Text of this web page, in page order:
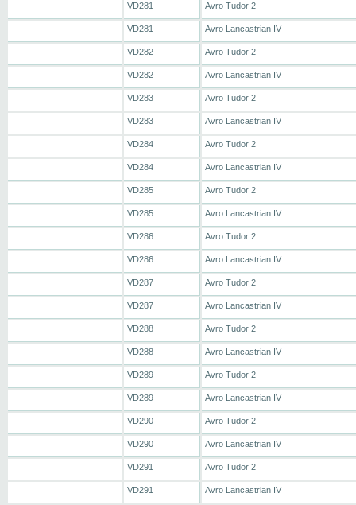
VD281 Avro Tudor 2
VD281 Avro Lancastrian IV
VD282 Avro Tudor 2
VD282 Avro Lancastrian IV
VD283 Avro Tudor 2
VD283 Avro Lancastrian IV
VD284 Avro Tudor 2
VD284 Avro Lancastrian IV
VD285 Avro Tudor 2
VD285 Avro Lancastrian IV
VD286 Avro Tudor 2
VD286 Avro Lancastrian IV
VD287 Avro Tudor 2
VD287 Avro Lancastrian IV
VD288 Avro Tudor 2
VD288 Avro Lancastrian IV
VD289 Avro Tudor 2
VD289 Avro Lancastrian IV
VD290 Avro Tudor 2
VD290 Avro Lancastrian IV
VD291 Avro Tudor 2
VD291 Avro Lancastrian IV